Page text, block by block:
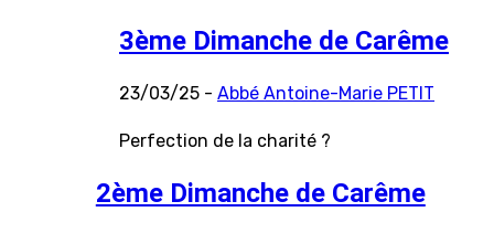
3ème Dimanche de Carême
23/03/25 - Abbé Antoine-Marie PETIT
Perfection de la charité ?
2ème Dimanche de Carême